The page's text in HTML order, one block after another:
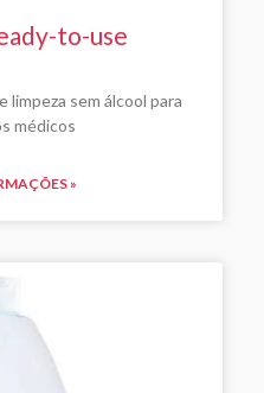
to-use
sem álcool para
médicos
»